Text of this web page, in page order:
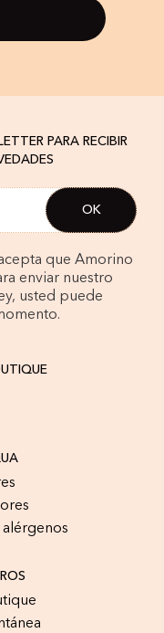
PARA RECIBIR
que Amorino
enviar nuestro
usted puede